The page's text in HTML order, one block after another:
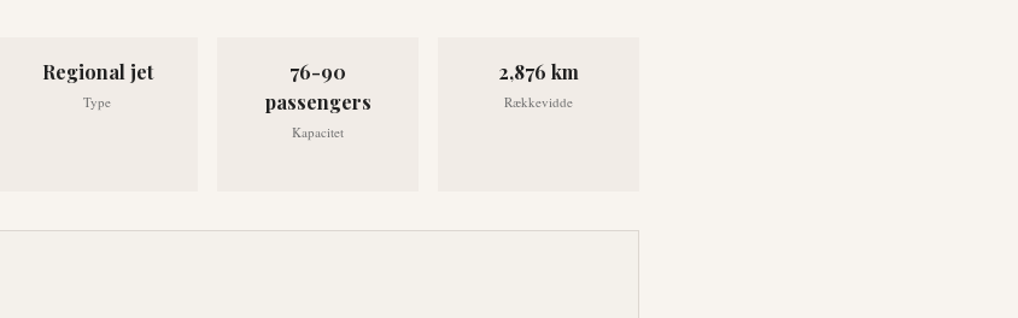
Regional jet
Type
76-90
passengers
Kapacitet
2,876 km
Rækkevidde